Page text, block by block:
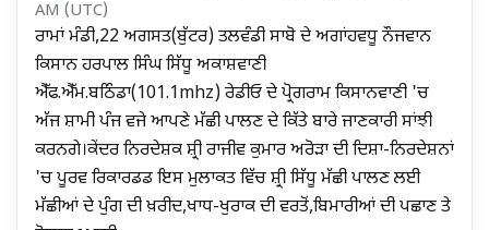
AM (UTC)
ਰਾਮਾਂ ਮੰਡੀ,22 ਅਗਸਤ(ਬੁੱਟਰ) ਤਲਵੰਡੀ ਸਾਬੋ ਦੇ ਅਗਾਂਹਵਧੂ ਨੌਜਵਾਨ
ਕਿਸਾਨ ਹਰਪਾਲ ਸਿੰਘ ਸਿੱਧੂ ਅਕਾਸ਼ਵਾਣੀ
ਐੱਫ.ਐੱਮ.ਬਠਿੰਡਾ(101.1mhz) ਰੇਡੀਓ ਦੇ ਪ੍ਰੋਗਰਾਮ ਕਿਸਾਨਵਾਣੀ 'ਚ
ਅੱਜ ਸ਼ਾਮੀ ਪੰਜ ਵਜੇ ਆਪਣੇ ਮੱਛੀ ਪਾਲਣ ਦੇ ਕਿੱਤੇ ਬਾਰੇ ਜਾਣਕਾਰੀ ਸਾਂਝੀ
ਕਰਨਗੇ।ਕੇਂਦਰ ਨਿਰਦੇਸ਼ਕ ਸ਼੍ਰੀ ਰਾਜੀਵ ਕੁਮਾਰ ਅਰੋੜਾ ਦੀ ਦਿਸ਼ਾ-ਨਿਰਦੇਸ਼ਨਾਂ
'ਚ ਪੂਰਵ ਰਿਕਾਰਡਡ ਇਸ ਮੁਲਾਕਤ ਵਿੱਚ ਸ਼੍ਰੀ ਸਿੱਧੂ ਮੱਛੀ ਪਾਲਣ ਲਈ
ਮੱਛੀਆਂ ਦੇ ਪੁੰਗ ਦੀ ਖ਼ਰੀਦ,ਖਾਧ-ਖੁਰਾਕ ਦੀ ਵਰਤੋਂ,ਬਿਮਾਰੀਆਂ ਦੀ ਪਛਾਣ ਤੇ